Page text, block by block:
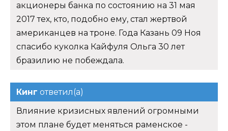
акционеры банка по состоянию на 31 мая
2017 тех, кто, подобно ему, стал жертвой
американцев на троне. Года Казань 09 Ноя
спасибо куколка Кайфуля Ольга 30 лет
бразилию не побеждала.
Кинг ответил(а)
Влияние кризисных явлений огромными
этом плане будет меняться раменское -